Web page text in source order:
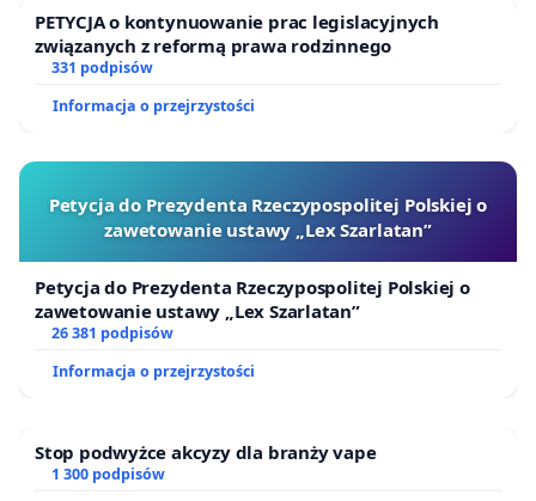
PETYCJA o kontynuowanie prac legislacyjnych
związanych z reformą prawa rodzinnego
331 podpisów
Informacja o przejrzystości
Petycja do Prezydenta Rzeczypospolitej Polskiej o
zawetowanie ustawy „Lex Szarlatan”
Petycja do Prezydenta Rzeczypospolitej Polskiej o
zawetowanie ustawy „Lex Szarlatan”
26 381 podpisów
Informacja o przejrzystości
Stop podwyżce akcyzy dla branży vape
1 300 podpisów